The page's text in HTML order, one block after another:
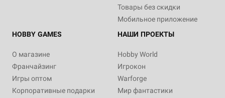
Товары без скидки
Мобильное приложение
HOBBY GAMES
О магазине
Франчайзинг
Игры оптом
Корпоративные подарки
НАШИ ПРОЕКТЫ
Hobby World
Игрокон
Warforge
Мир фантастики